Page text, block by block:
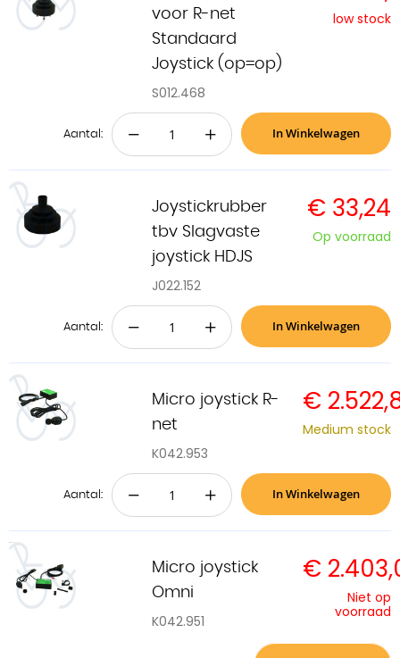
voor R-net
Standaard
Joystick (op=op)
S012.468
low stock
Aantal: − + In Winkelwagen
Joystickrubber
tbv Slagvaste
joystick HDJS
J022.152
€ 33,24
Op voorraad
Aantal: − + In Winkelwagen
Micro joystick R-
net
K042.953
€
Medium stock
Aantal: − + In Winkelwagen
Micro joystick
Omni
K042.951
€
Niet op
voorraad